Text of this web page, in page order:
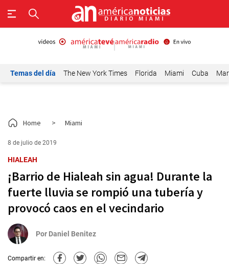
Temas del día The New York Times Florida Miami Cuba
Home > Miami
8 de julio de 2019
HIALEAH
¡Barrio de Hialeah sin agua! Durante la
fuerte lluvia se rompió una tubería y
provocó caos en el vecindario
Por Daniel Benitez
Compartir en: